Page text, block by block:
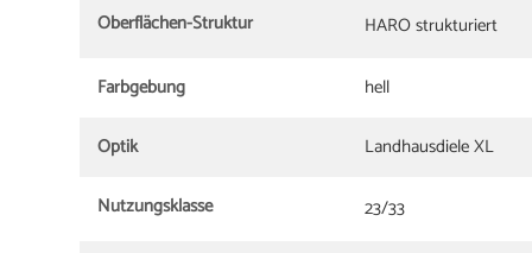
Oberflächen-Struktur HARO strukturiert
Farbgebung
hell
Optik
Landhausdiele XL
Nutzungsklasse
23/33